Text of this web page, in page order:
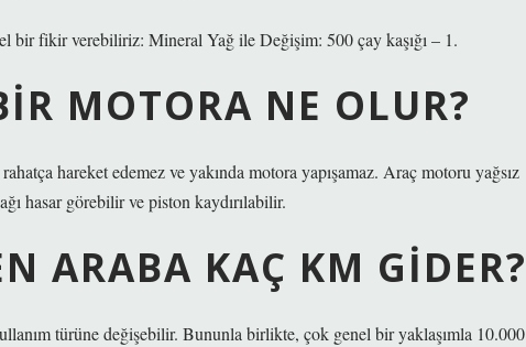
bir fikir verebiliriz: Mineral Yağ ile Değişim: 500 çay kaşığı – 1.
MOTORA NE OLUR?
hareket edemez ve yakında motora yapışamaz. Araç motoru yağsız
hasar görebilir ve piston kaydırılabilir.
ARABA KAÇ KM GIDER?
türüne değişebilir. Bununla birlikte, çok genel bir yaklaşımla 10.000